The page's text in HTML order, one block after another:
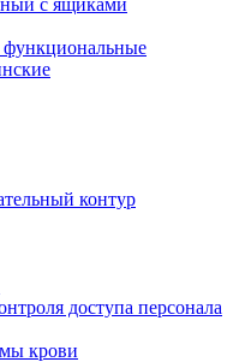
с ящиками
контур
доступа персонала
крови